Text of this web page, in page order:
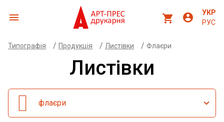
menu shopping_cart account_circle
УКР
РУС
Типографія / Продукція / Листівки / Флаєри
Листівки
флаєри